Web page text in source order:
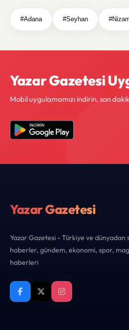
#Adana #Seyhan
Yazar Gazetesi
Mobil uygulamamızı indirin, son
Yazar Gazetesi
Yazar Gazetesi - Türkiye ve dünyadan
haberler, gündem, ekonomi, spor,
haberleri